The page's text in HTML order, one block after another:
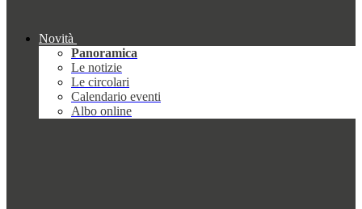
Novità
Panoramica
Le notizie
Le circolari
Calendario eventi
Albo online